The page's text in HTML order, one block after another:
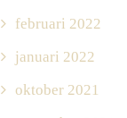
februari 2022
januari 2022
oktober 2021